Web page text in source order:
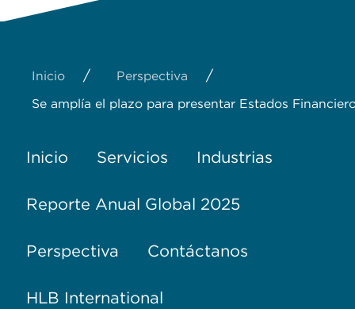
Inicio / Perspectiva /
Se amplía el plazo para presentar Estados
Inicio Servicios Industrias
Reporte Anual Global 2025
Perspectiva Contáctanos
HLB International